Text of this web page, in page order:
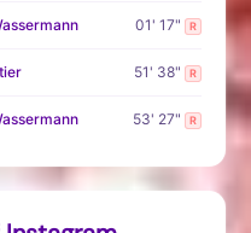
01' 17" R
51' 38" R
53' 27" R